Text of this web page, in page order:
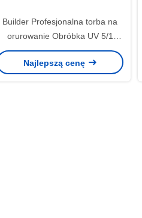
Builder Profesjonalna torba na
orurowanie Obróbka UV 5/1
Współczynnik bezpieczeństwa
Najlepszą cenę